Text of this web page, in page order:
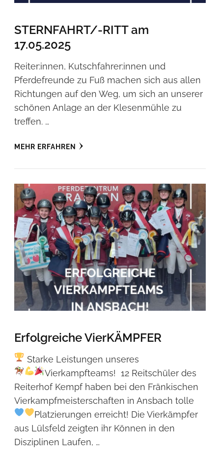
STERNFAHRT/-RITT am
17.05.2025
Reiter:innen, Kutschfahrer:innen und
Pferdefreunde zu Fuß machen sich aus allen
Richtungen auf den Weg, um sich an unserer
schönen Anlage an der Klesenmühle zu
treffen. …
MEHR ERFAHREN
Erfolgreiche VierKÄMPFER
Starke Leistungen unseres
Vierkampfteams! 12 Reitschüler des
Reiterhof Kempf haben bei den Fränkischen
Vierkampfmeisterschaften in Ansbach tolle
Platzierungen erreicht! Die Vierkämpfer
aus Lülsfeld zeigten ihr Können in den
Disziplinen Laufen, …